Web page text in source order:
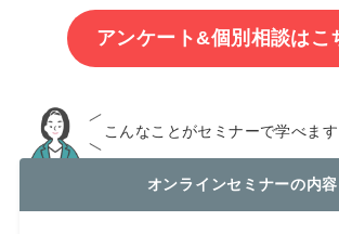
アンケート&個別相談はこ
こんなことがセミナーで学べます
オンラインセミナーの内容